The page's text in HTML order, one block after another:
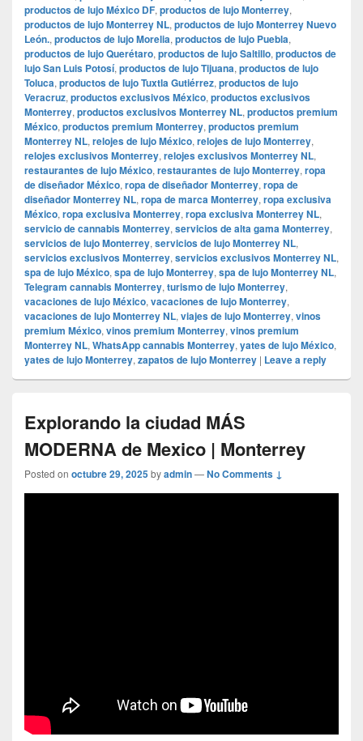
productos de lujo México DF, productos de lujo Monterrey,
productos de lujo Monterrey NL, productos de lujo Monterrey Nuevo
León., productos de lujo Morelia, productos de lujo Puebla,
productos de lujo Querétaro, productos de lujo Saltillo, productos de
lujo San Luis Potosí, productos de lujo Tijuana, productos de lujo
Toluca, productos de lujo Tuxtla Gutiérrez, productos de lujo
Veracruz, productos exclusivos México, productos exclusivos
Monterrey, productos exclusivos Monterrey NL, productos premium
México, productos premium Monterrey, productos premium
Monterrey NL, relojes de lujo México, relojes de lujo Monterrey,
relojes exclusivos Monterrey, relojes exclusivos Monterrey NL,
restaurantes de lujo México, restaurantes de lujo Monterrey, ropa
de diseñador México, ropa de diseñador Monterrey, ropa de
diseñador Monterrey NL, ropa de marca Monterrey, ropa exclusiva
México, ropa exclusiva Monterrey, ropa exclusiva Monterrey NL,
servicio de cannabis Monterrey, servicios de alta gama Monterrey,
servicios de lujo Monterrey, servicios de lujo Monterrey NL,
servicios exclusivos Monterrey, servicios exclusivos Monterrey NL,
spa de lujo México, spa de lujo Monterrey, spa de lujo Monterrey NL,
Telegram cannabis Monterrey, turismo de lujo Monterrey,
vacaciones de lujo México, vacaciones de lujo Monterrey,
vacaciones de lujo Monterrey NL, viajes de lujo Monterrey, vinos
premium México, vinos premium Monterrey, vinos premium
Monterrey NL, WhatsApp cannabis Monterrey, yates de lujo México,
yates de lujo Monterrey, zapatos de lujo Monterrey | Leave a reply
Explorando la ciudad MÁS
MODERNA de Mexico | Monterrey
Posted on octubre 29, 2025byadmin—No Comments ↓